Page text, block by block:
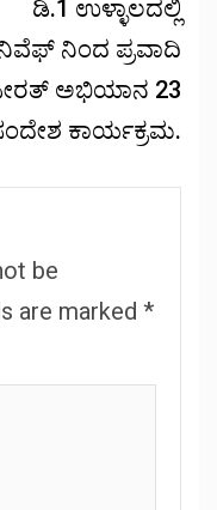
ಡಿ.1 ಉಳ್ಳಾಲದಲ್ಲಿ
ನಿಂದ ಪ್ರವಾದಿ
ಅಭಿಯಾನ 23
ಕಾರ್ಯಕ್ರಮ.
be
are marked *